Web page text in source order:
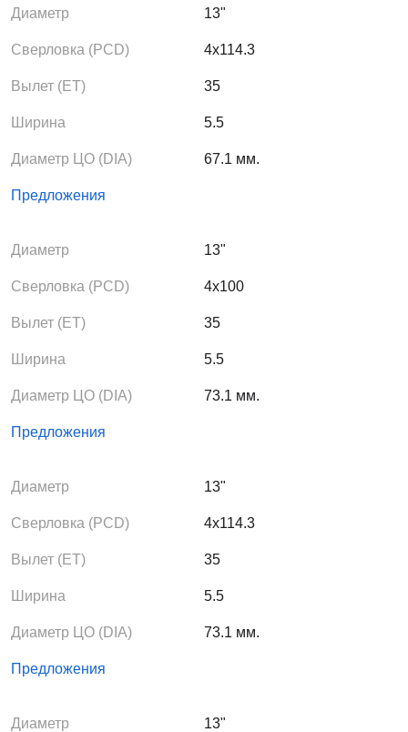
Диаметр 13"
Сверловка (PCD) 4x114.3
Вылет (ЕТ) 35
Ширина 5.5
Диаметр ЦО (DIA) 67.1 мм.
Предложения
Диаметр 13"
Сверловка (PCD) 4x100
Вылет (ЕТ) 35
Ширина 5.5
Диаметр ЦО (DIA) 73.1 мм.
Предложения
Диаметр 13"
Сверловка (PCD) 4x114.3
Вылет (ЕТ) 35
Ширина 5.5
Диаметр ЦО (DIA) 73.1 мм.
Предложения
Диаметр 13"